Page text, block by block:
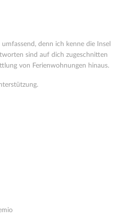
denn ich kenne die Insel
sind auf dich zugeschnitten
von Ferienwohnungen hinaus.